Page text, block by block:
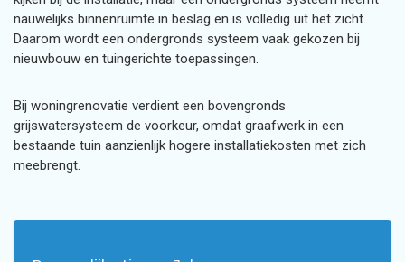
nauwelijks binnenruimte in beslag en is volledig uit het zicht.
Daarom wordt een ondergronds systeem vaak gekozen bij
nieuwbouw en tuingerichte toepassingen.
Bij woningrenovatie verdient een bovengronds
grijswatersysteem de voorkeur, omdat graafwerk in een
bestaande tuin aanzienlijk hogere installatiekosten met zich
meebrengt.